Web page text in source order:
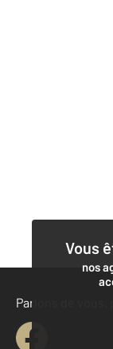
Vous
nos
Parlons de vous,